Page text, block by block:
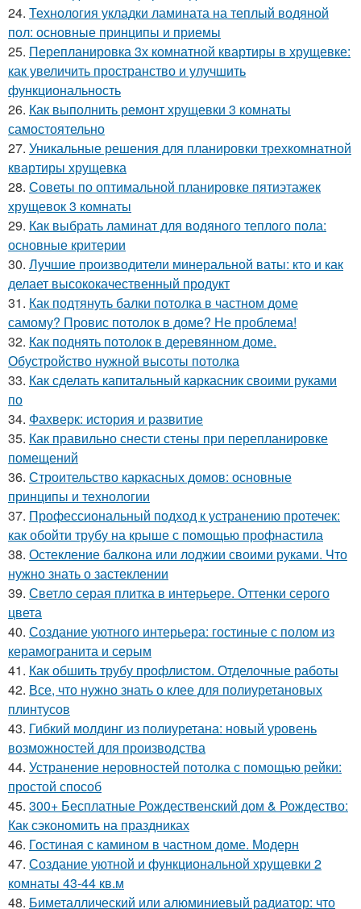
24. Технология укладки ламината на теплый водяной
пол: основные принципы и приемы
25. Перепланировка 3х комнатной квартиры в хрущевке:
как увеличить пространство и улучшить
функциональность
26. Как выполнить ремонт хрущевки 3 комнаты
самостоятельно
27. Уникальные решения для планировки трехкомнатной
квартиры хрущевка
28. Советы по оптимальной планировке пятиэтажек
хрущевок 3 комнаты
29. Как выбрать ламинат для водяного теплого пола:
основные критерии
30. Лучшие производители минеральной ваты: кто и как
делает высококачественный продукт
31. Как подтянуть балки потолка в частном доме
самому? Провис потолок в доме? Не проблема!
32. Как поднять потолок в деревянном доме.
Обустройство нужной высоты потолка
33. Как сделать капитальный каркасник своими руками
по
34. Фахверк: история и развитие
35. Как правильно снести стены при перепланировке
помещений
36. Строительство каркасных домов: основные
принципы и технологии
37. Профессиональный подход к устранению протечек:
как обойти трубу на крыше с помощью профнастила
38. Остекление балкона или лоджии своими руками. Что
нужно знать о застеклении
39. Светло серая плитка в интерьере. Оттенки серого
цвета
40. Создание уютного интерьера: гостиные с полом из
керамогранита и серым
41. Как обшить трубу профлистом. Отделочные работы
42. Все, что нужно знать о клее для полиуретановых
плинтусов
43. Гибкий молдинг из полиуретана: новый уровень
возможностей для производства
44. Устранение неровностей потолка с помощью рейки:
простой способ
45. 300+ Бесплатные Рождественский дом & Рождество:
Как сэкономить на праздниках
46. Гостиная с камином в частном доме. Модерн
47. Создание уютной и функциональной хрущевки 2
комнаты 43-44 кв.м
48. Биметаллический или алюминиевый радиатор: что